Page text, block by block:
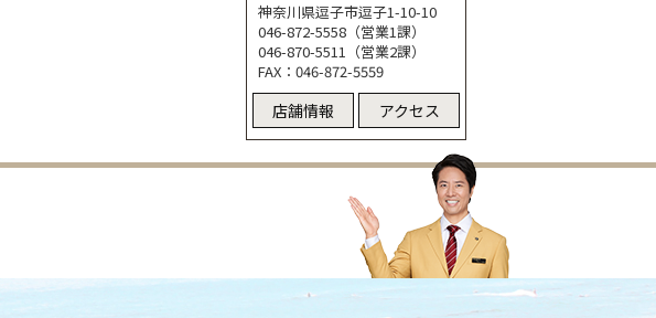
神奈川県逗子市逗子1-10-10
046-872-5558（営業1課）
046-870-5511（営業2課）
FAX：046-872-5559
店舗情報 アクセス